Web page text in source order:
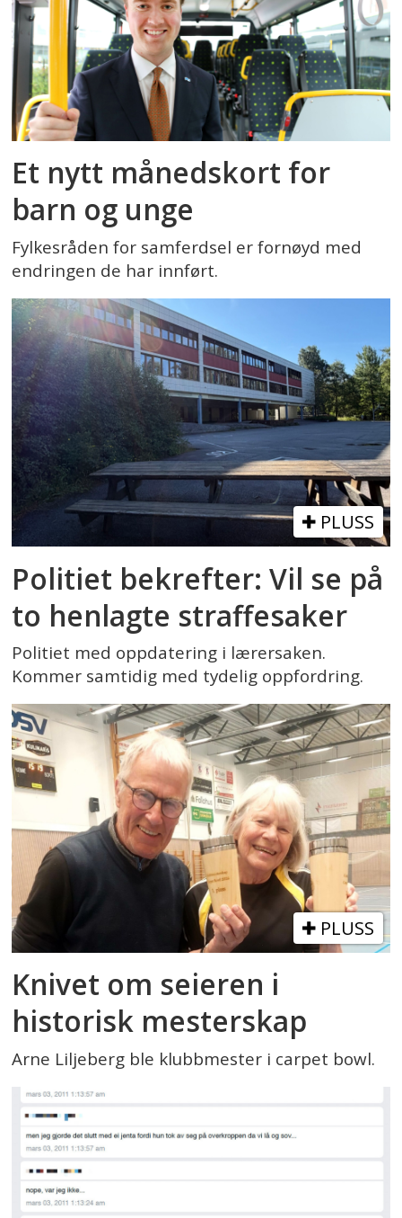
Et nytt månedskort for
barn og unge
Fylkesråden for samferdsel er fornøyd med
endringen de har innført.
PLUSS
Politiet bekrefter: Vil se på
to henlagte straffesaker
Politiet med oppdatering i lærersaken.
Kommer samtidig med tydelig oppfordring.
PLUSS
Knivet om seieren i
historisk mesterskap
Arne Liljeberg ble klubbmester i carpet bowl.